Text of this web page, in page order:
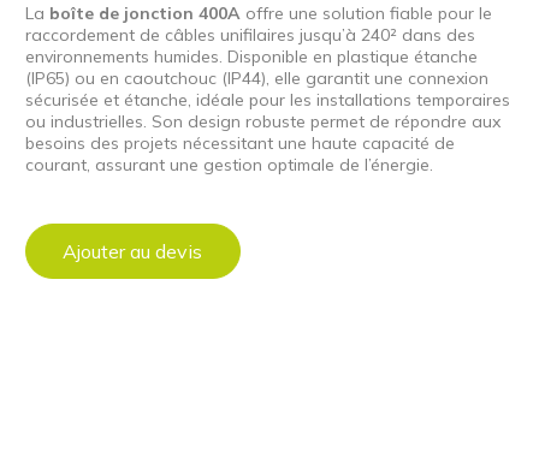
La boîte de jonction 400A offre une solution fiable pour le
raccordement de câbles unifilaires jusqu’à 240² dans des
environnements humides. Disponible en plastique étanche
(IP65) ou en caoutchouc (IP44), elle garantit une connexion
sécurisée et étanche, idéale pour les installations temporaires
ou industrielles. Son design robuste permet de répondre aux
besoins des projets nécessitant une haute capacité de
courant, assurant une gestion optimale de l’énergie.
Ajouter au devis